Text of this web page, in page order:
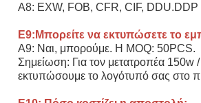
Α8: EXW, FOB, CFR, CIF, DDU.DDP
Ε9:Μπορείτε να εκτυπώσετε το
Α9: Ναι, μπορούμε. Η MOQ: 50PCS.
Σημείωση: Για τον μετατροπέα
εκτυπώσουμε το λογότυπό σας στο